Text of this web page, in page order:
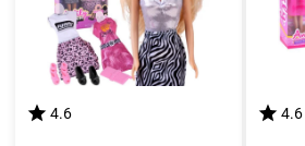
4.6 4.6